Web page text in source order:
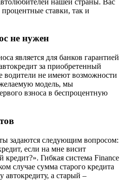
ставки, так и
не нужен
является для банков гарантией
за приобретенный
водители не имеют возможности
модель, мы
взноса в беспроцентную
задаются следующим вопросом:
если на мне висит
Гибкая система Finance
случае сумма старого кредита
автокредиту, а старый –